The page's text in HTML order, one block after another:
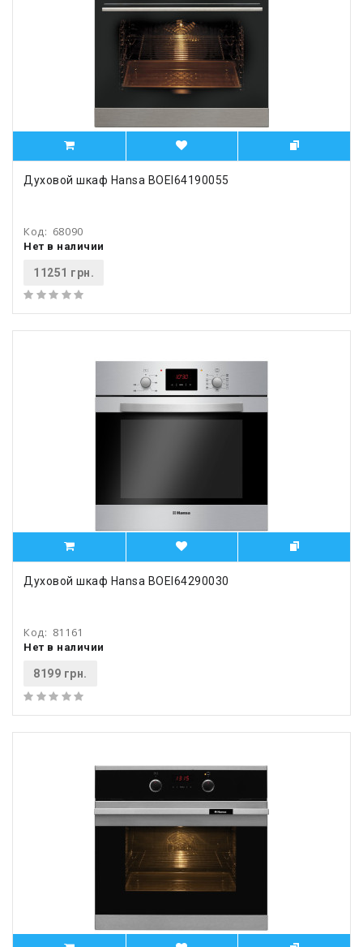
Духовой шкаф Hansa BOEI64190055
Код: 68090
Нет в наличии
11251 грн.
Духовой шкаф Hansa BOEI64290030
Код: 81161
Нет в наличии
8199 грн.